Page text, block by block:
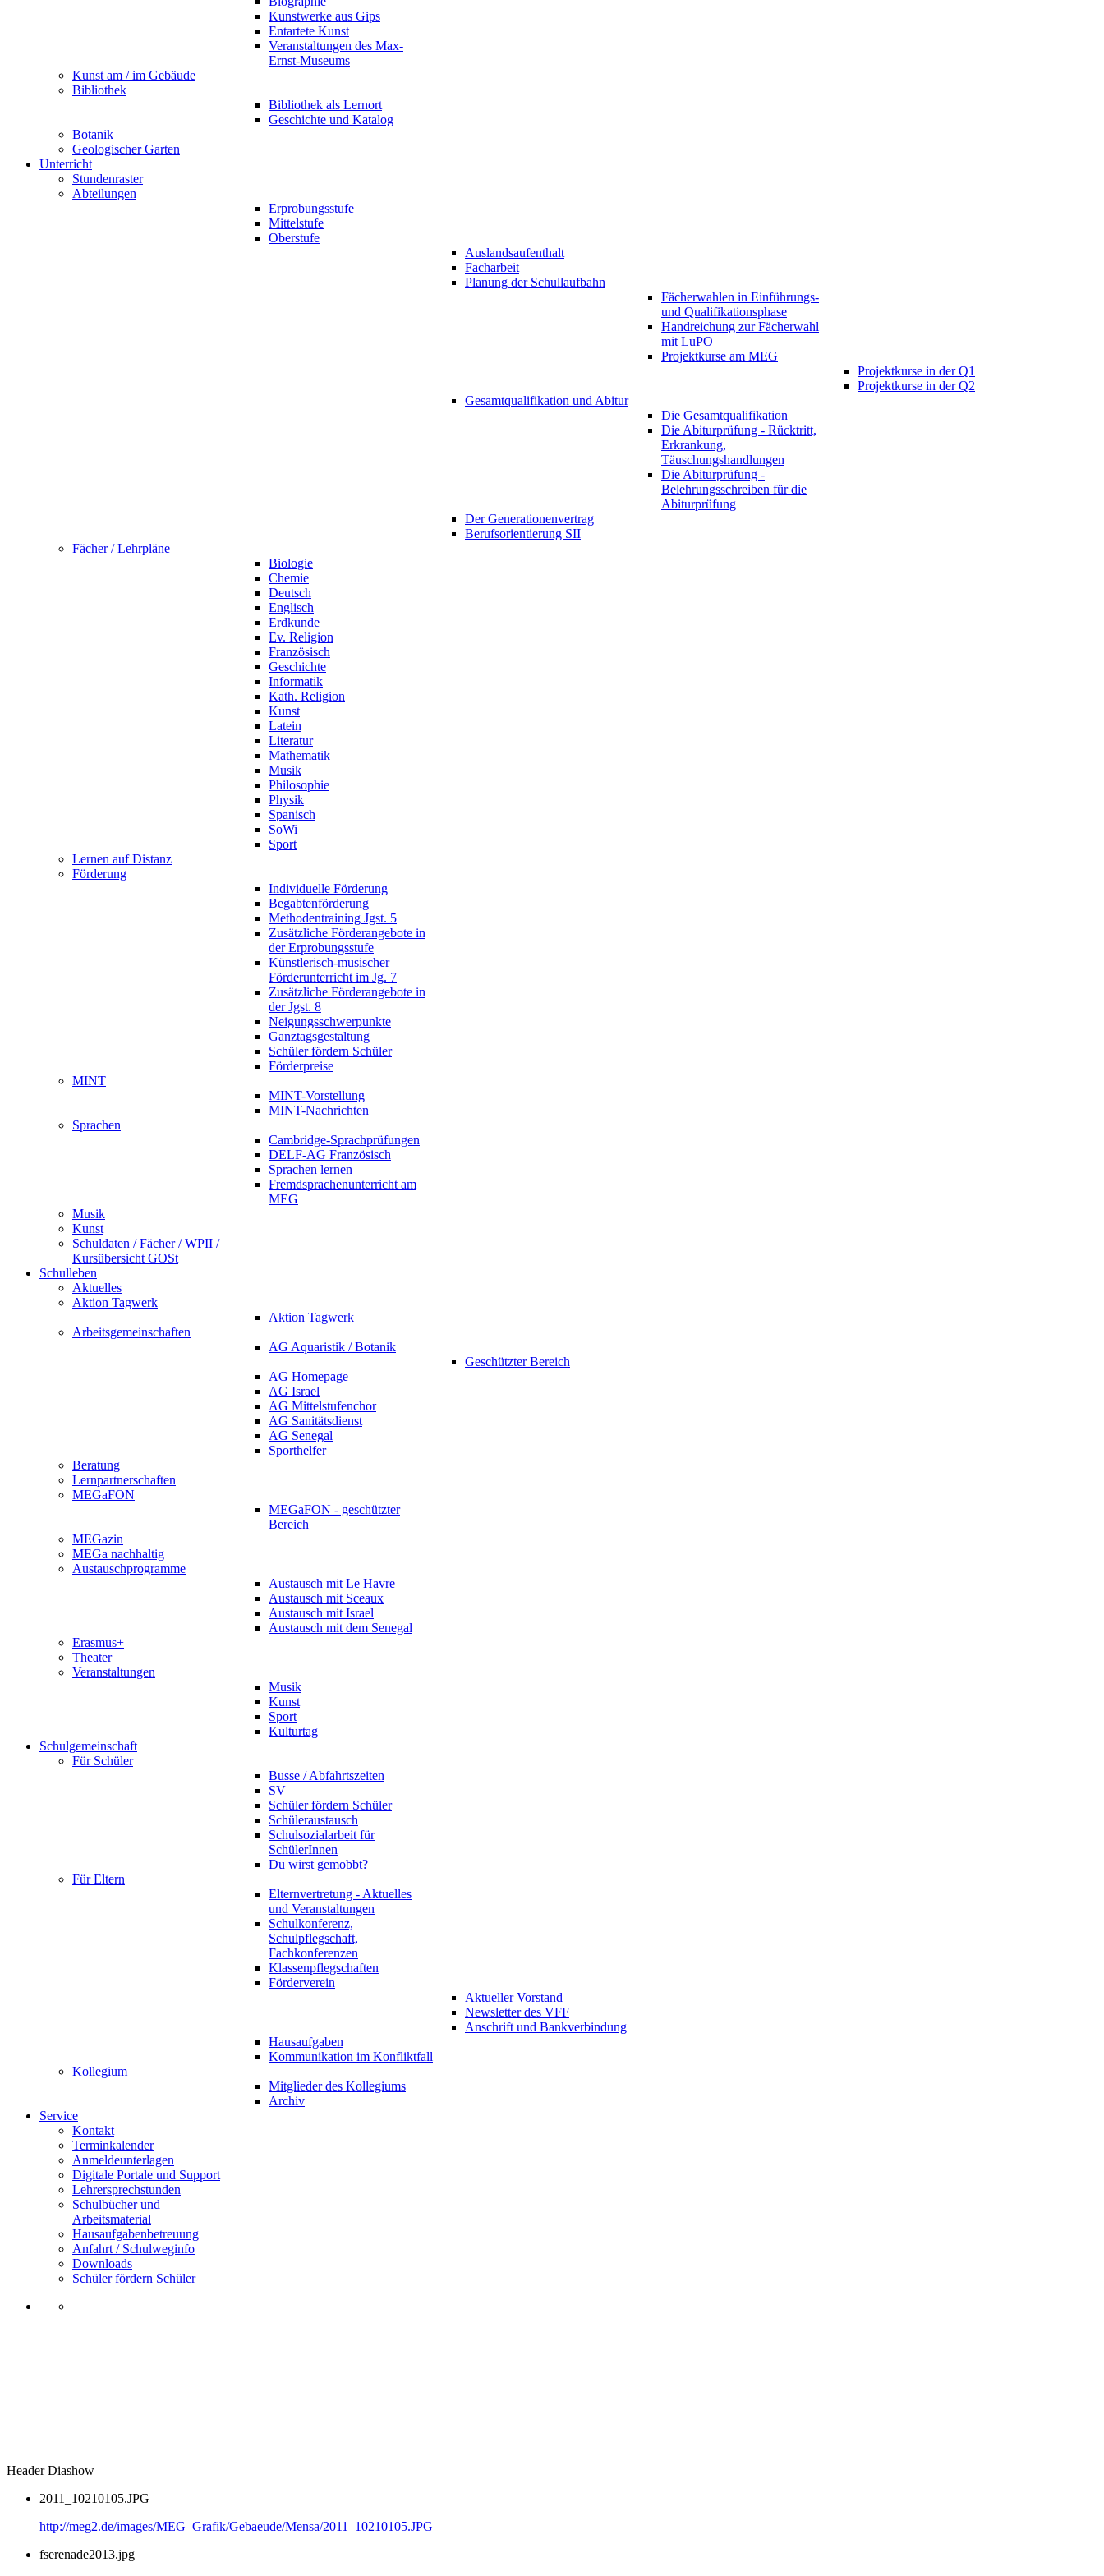
Kunstwerke aus Gips
Entartete Kunst
Veranstaltungen des Max-
Ernst-Museums
Kunst am / im Gebäude
Bibliothek
Bibliothek als Lernort
Geschichte und Katalog
Botanik
Geologischer Garten
Unterricht
Stundenraster
Abteilungen
Erprobungsstufe
Mittelstufe
Oberstufe
Auslandsaufenthalt
Facharbeit
Planung der Schullaufbahn
Fächerwahlen in Einführungs-
und Qualifikationsphase
Handreichung zur Fächerwahl
mit LuPO
Projektkurse am MEG
Projektkurse in der Q1
Projektkurse in der Q2
Gesamtqualifikation und Abitur
Die Gesamtqualifikation
Die Abiturprüfung - Rücktritt,
Erkrankung,
Täuschungshandlungen
Die Abiturprüfung -
Belehrungsschreiben für die
Abiturprüfung
Der Generationenvertrag
Berufsorientierung SII
Fächer / Lehrpläne
Biologie
Chemie
Deutsch
Englisch
Erdkunde
Ev. Religion
Französisch
Geschichte
Informatik
Kath. Religion
Kunst
Latein
Literatur
Mathematik
Musik
Philosophie
Physik
Spanisch
SoWi
Sport
Lernen auf Distanz
Förderung
Individuelle Förderung
Begabtenförderung
Methodentraining Jgst. 5
Zusätzliche Förderangebote in
der Erprobungsstufe
Künstlerisch-musischer
Förderunterricht im Jg. 7
Zusätzliche Förderangebote in
der Jgst. 8
Neigungsschwerpunkte
Ganztagsgestaltung
Schüler fördern Schüler
Förderpreise
MINT
MINT-Vorstellung
MINT-Nachrichten
Sprachen
Cambridge-Sprachprüfungen
DELF-AG Französisch
Sprachen lernen
Fremdsprachenunterricht am
MEG
Musik
Kunst
Schuldaten / Fächer / WPII /
Kursübersicht GOSt
Schulleben
Aktuelles
Aktion Tagwerk
Aktion Tagwerk
Arbeitsgemeinschaften
AG Aquaristik / Botanik
Geschützter Bereich
AG Homepage
AG Israel
AG Mittelstufenchor
AG Sanitätsdienst
AG Senegal
Sporthelfer
Beratung
Lernpartnerschaften
MEGaFON
MEGaFON - geschützter
Bereich
MEGazin
MEGa nachhaltig
Austauschprogramme
Austausch mit Le Havre
Austausch mit Sceaux
Austausch mit Israel
Austausch mit dem Senegal
Erasmus+
Theater
Veranstaltungen
Musik
Kunst
Sport
Kulturtag
Schulgemeinschaft
Für Schüler
Busse / Abfahrtszeiten
SV
Schüler fördern Schüler
Schüleraustausch
Schulsozialarbeit für
SchülerInnen
Du wirst gemobbt?
Für Eltern
Elternvertretung - Aktuelles
und Veranstaltungen
Schulkonferenz,
Schulpflegschaft,
Fachkonferenzen
Klassenpflegschaften
Förderverein
Aktueller Vorstand
Newsletter des VFF
Anschrift und Bankverbindung
Hausaufgaben
Kommunikation im Konfliktfall
Kollegium
Mitglieder des Kollegiums
Archiv
Service
Kontakt
Terminkalender
Anmeldeunterlagen
Digitale Portale und Support
Lehrersprechstunden
Schulbücher und
Arbeitsmaterial
Hausaufgabenbetreuung
Anfahrt / Schulweginfo
Downloads
Schüler fördern Schüler
Header Diashow
2011_10210105.JPG
http://meg2.de/images/MEG_Grafik/Gebaeude/Mensa/2011_10210105.JPG
fserenade2013.jpg